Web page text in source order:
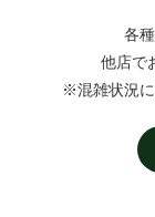
各
他店で
※混雑状況